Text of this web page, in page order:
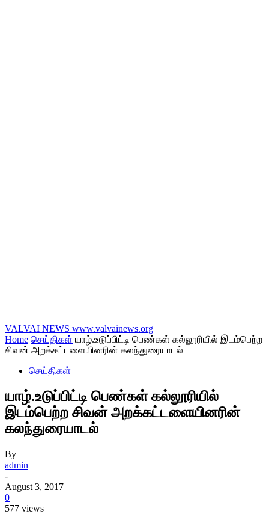
VALVAI NEWS www.valvainews.org
Home செய்திகள் யாழ்.உடுப்பிட்டி பெண்கள் கல்லூரியில் இடம்பெற்ற
சிவன் அறக்கட்டளையினரின் கலந்துரையாடல்
செய்திகள்
யாழ்.உடுப்பிட்டி பெண்கள் கல்லூரியில்
இடம்பெற்ற சிவன் அறக்கட்டளையினரின்
கலந்துரையாடல்
By
admin
-
August 3, 2017
0
577 views